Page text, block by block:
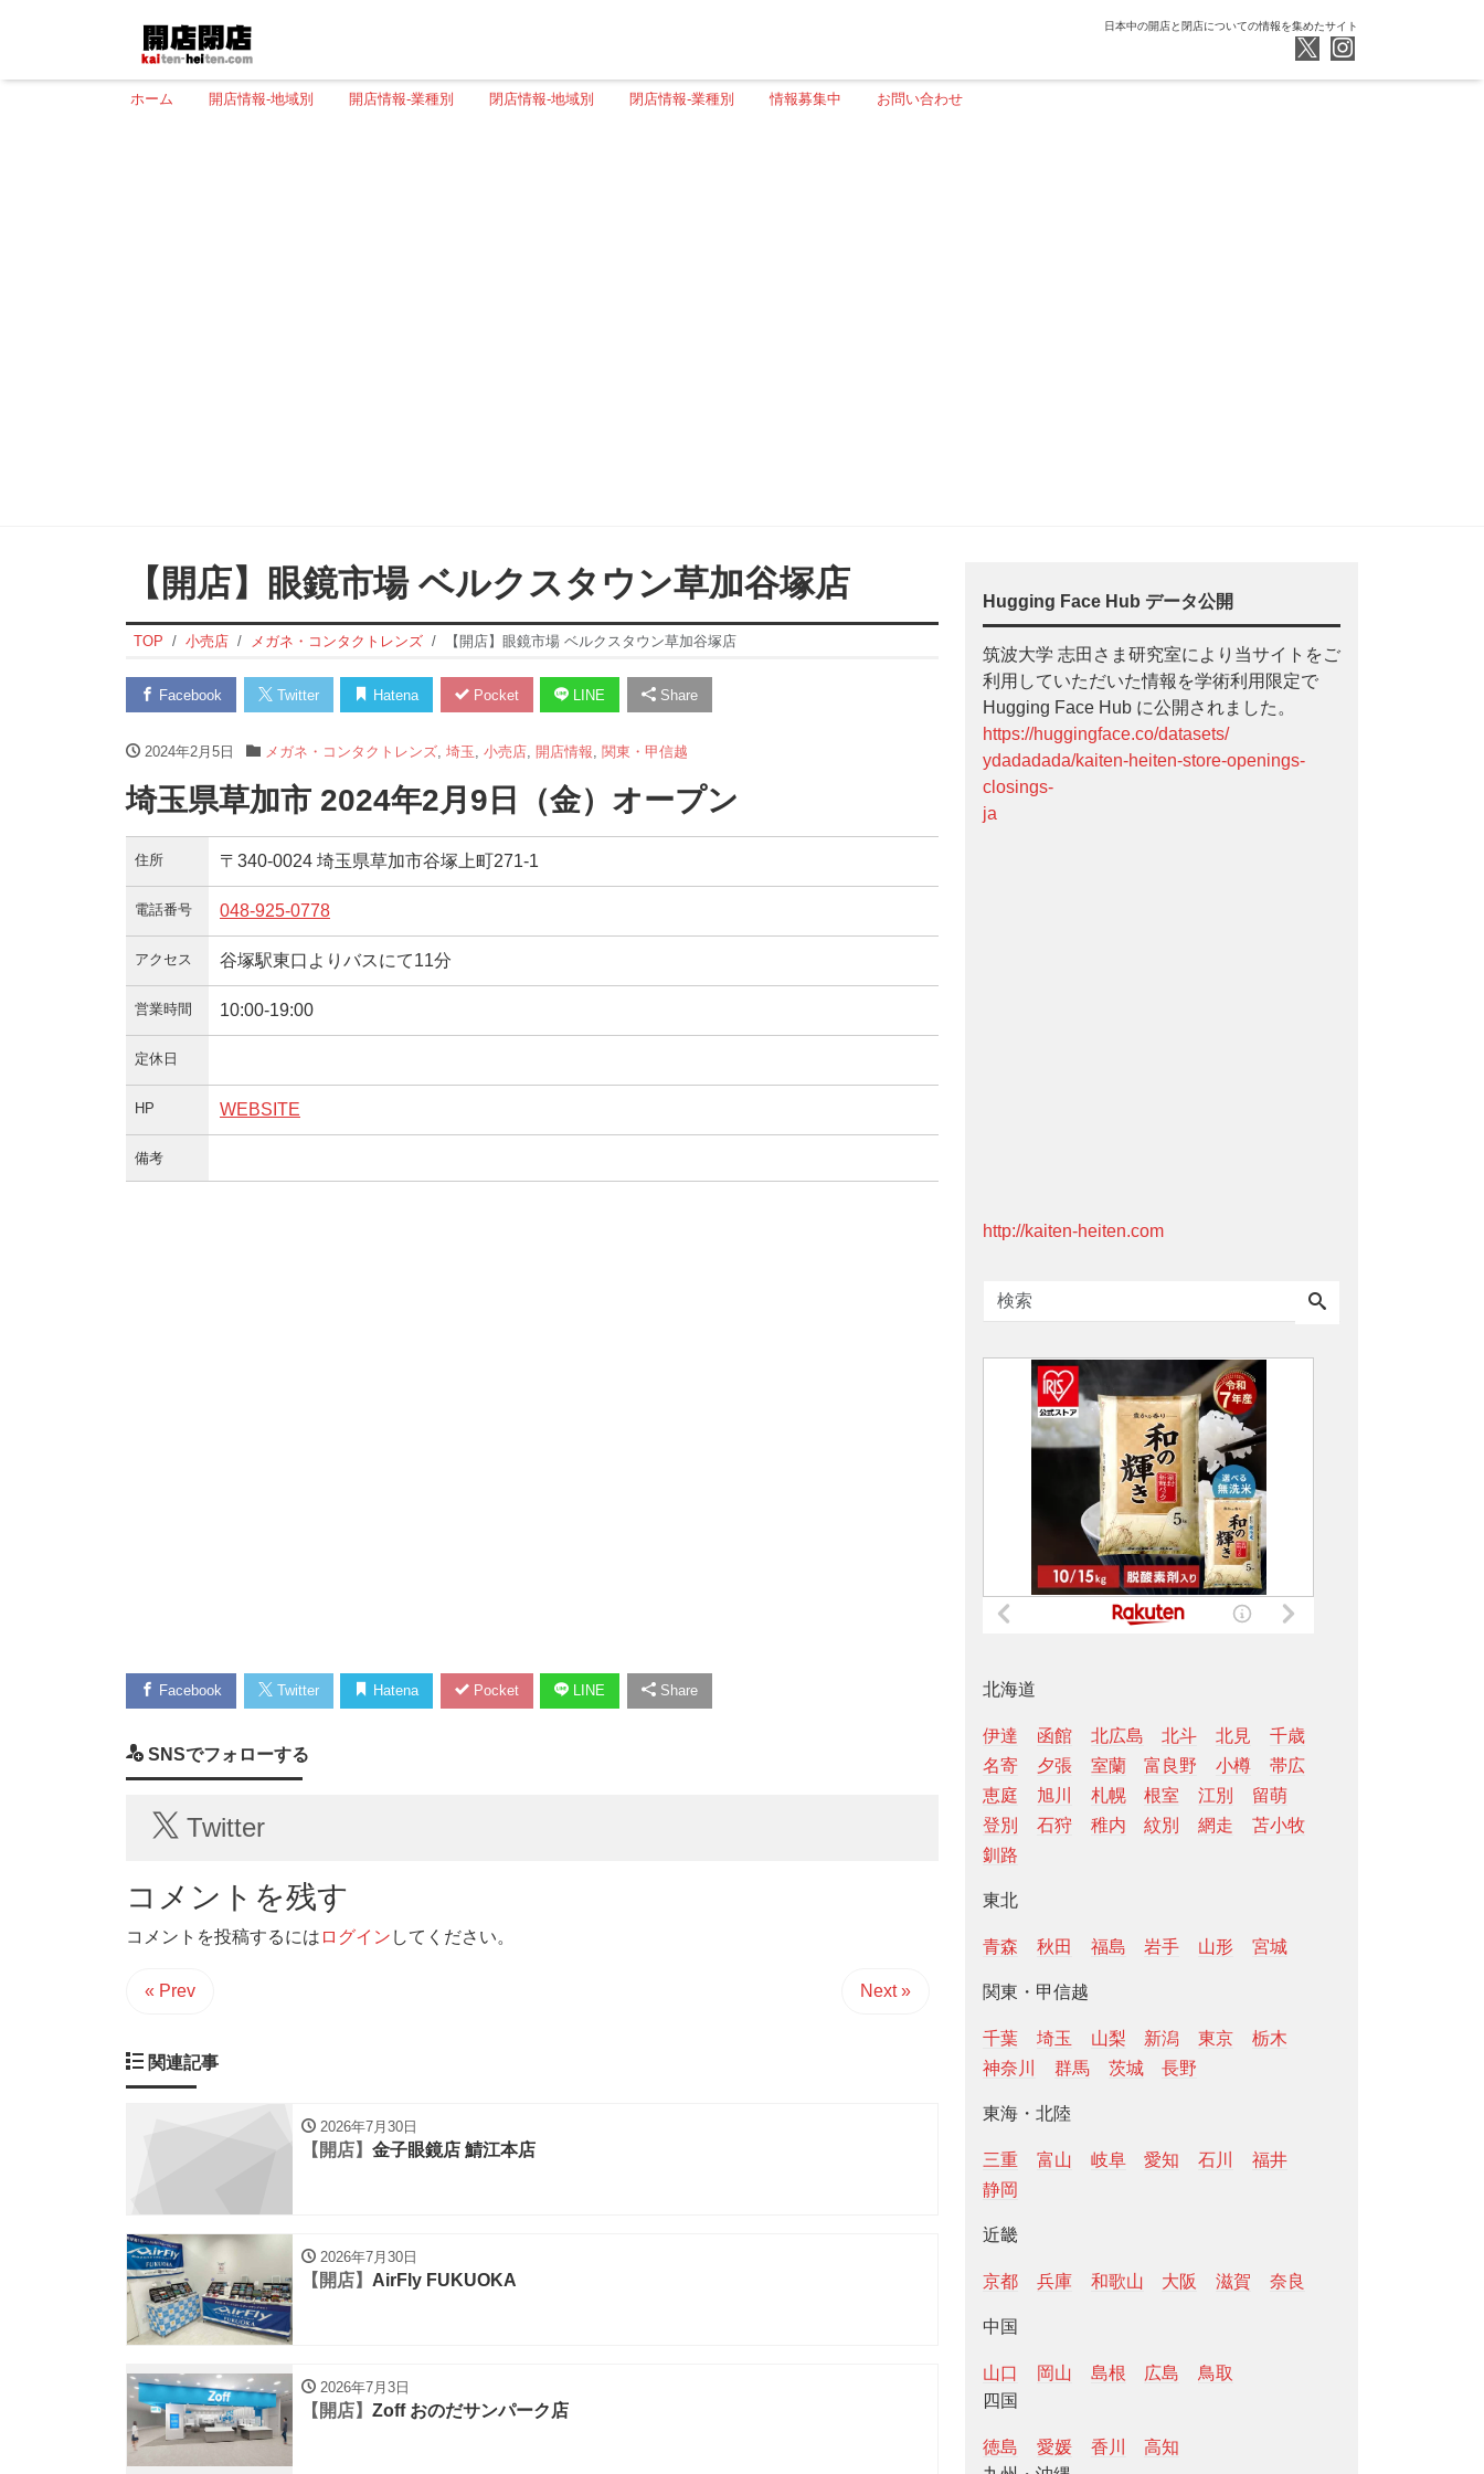
日本中の開店と閉店についての情報を集めたサイト
ホーム 開店情報-地域別 開店情報-業種別 閉店情報-地域別 閉店情報-業種別 情報募集中 お問い合わせ
【開店】眼鏡市場 ベルクスタウン草加谷塚店
TOP 小売店 メガネ・コンタクトレンズ 【開店】眼鏡市場 ベルクスタウン草加谷塚店
Facebook Twitter Hatena Pocket LINE Share
2024年2月5日 メガネ・コンタクトレンズ, 埼玉 小売店, 開店情報 関東・甲信越
埼玉県草加市 2024年2月9日（金）オープン
住所 〒340-0024 埼玉県草加市谷塚上町271-1
電話番号 048-925-0778
アクセス 谷塚駅東口よりバスにて11分
営業時間 10:00-19:00
定休日
HP WEBSITE
備考
Facebook Twitter Hatena Pocket LINE Share
SNSでフォローする
Twitter
コメントを残す
コメントを投稿するには ログイン してください。
« Prev Next »
関連記事
2026年7月30日
【開店】 金子眼鏡店 鯖江本店
2026年7月30日
【開店】 AirFly FUKUOKA
2026年7月3日
【開店】 Zoff おのだサンパーク店
Hugging Face Hub データ公開
筑波大学 志田さま研究室により当サイトをご
利用していただいた情報を学術利用限定で
Hugging Face Hub に公開されました。
https://huggingface.co/datasets/
ydadadada/kaiten-heiten-store-openings-
closings-
ja
http://kaiten-heiten.com
北海道
伊達 函館 北広島 北斗 北見
千歳
名寄
夕張 室蘭 富良野 小樽
帯広
恵庭
旭川 札幌 根室 江別
留萌
登別
石狩 稚内 紋別 網走
苫小牧
釧路
東北
青森 秋田 福島 岩手 山形 宮城
関東・甲信越
千葉 埼玉 山梨 新潟 東京
栃木
神奈川
群馬 茨城 長野
東海・北陸
三重 富山 岐阜 愛知 石川
福井
静岡
近畿
京都 兵庫 和歌山 大阪 滋賀 奈良
中国
山口 岡山 島根 広島
鳥取
四国
徳島 愛媛 香川
高知